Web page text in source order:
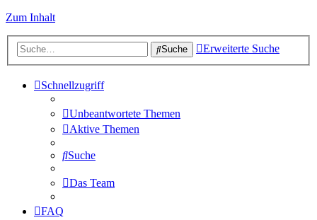
Zum Inhalt
Suche Erweiterte Suche
Schnellzugriff
Unbeantwortete Themen
Aktive Themen
Suche
Das Team
FAQ